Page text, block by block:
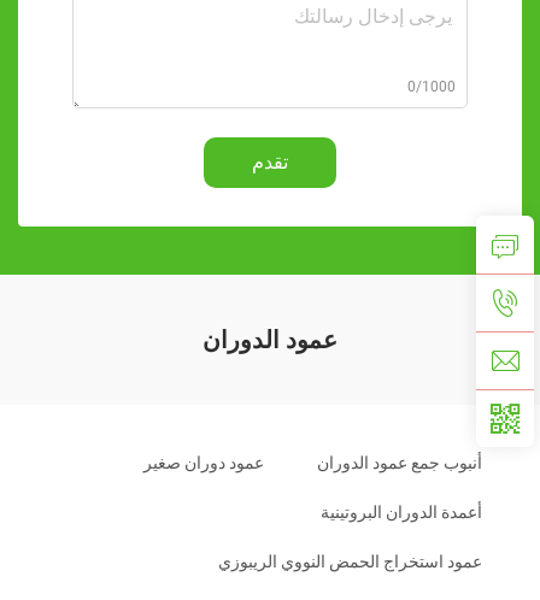
0/1000
تقدم
عمود الدوران
أنبوب جمع عمود الدوران عمود دوران صغير
أعمدة الدوران البروتينية
عمود استخراج الحمض النووي الريبوزي